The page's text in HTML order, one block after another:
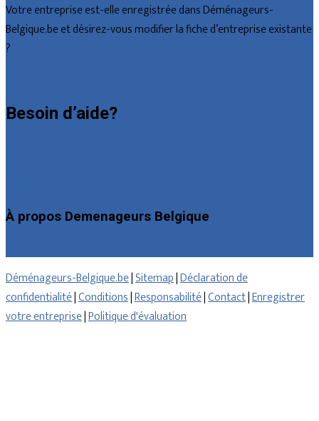
Votre entreprise est-elle enregistrée dans Déménageurs-
Belgique.be et désirez-vous modifier la fiche d’entreprise existante
?
Besoin d’aide?
À propos Demenageurs Belgique
Déménageurs-Belgique.be|Sitemap|Déclaration de
confidentialité|Conditions|Responsabilité|Contact|Enregistrer
votre entreprise|Politique d'évaluation